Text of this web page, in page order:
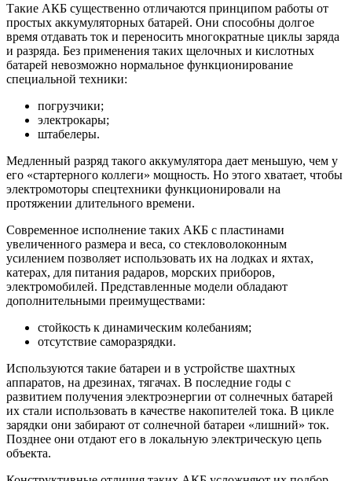
Такие АКБ существенно отличаются принципом работы от
простых аккумуляторных батарей. Они способны долгое
время отдавать ток и переносить многократные циклы заряда
и разряда. Без применения таких щелочных и кислотных
батарей невозможно нормальное функционирование
специальной техники:
погрузчики;
электрокары;
штабелеры.
Медленный разряд такого аккумулятора дает меньшую, чем у
его «стартерного коллеги» мощность. Но этого хватает, чтобы
электромоторы спецтехники функционировали на
протяжении длительного времени.
Современное исполнение таких АКБ с пластинами
увеличенного размера и веса, со стекловолоконным
усилением позволяет использовать их на лодках и яхтах,
катерах, для питания радаров, морских приборов,
электромобилей. Представленные модели обладают
дополнительными преимуществами:
стойкость к динамическим колебаниям;
отсутствие саморазрядки.
Используются такие батареи и в устройстве шахтных
аппаратов, на дрезинах, тягачах. В последние годы с
развитием получения электроэнергии от солнечных батарей
их стали использовать в качестве накопителей тока. В цикле
зарядки они забирают от солнечной батареи «лишний» ток.
Позднее они отдают его в локальную электрическую цепь
объекта.